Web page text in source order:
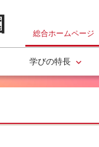
総合ホームページ
学びの特長